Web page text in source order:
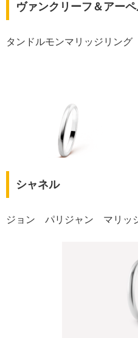
ヴァンクリーフ＆アー
タンドルモンマリッジリング
シャネル
ジョン パリジャン マリッジ